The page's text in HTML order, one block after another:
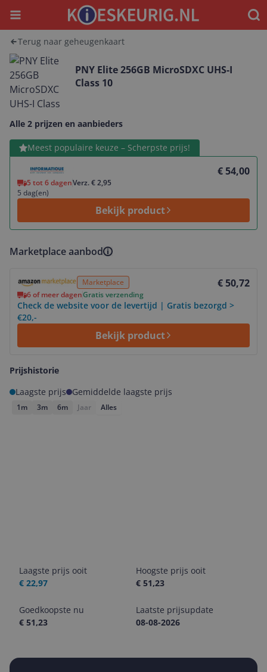
Menu
Terug naar geheugenkaart
PNY Elite 256GB MicroSDXC UHS-I
Class 10
Alle 2 prijzen en aanbieders
Meest populaire keuze – Scherpste prijs!
€ 54,00
5 tot 6 dagenVerz. € 2,95
5 dag(en)
Bekijk product
Bekijk product
Marketplace aanbod
Marketplace € 50,72
6 of meer dagenGratis verzending
Check de website voor de levertijd | Gratis bezorgd >
€20,-
Bekijk product
Prijshistorie
Laagste prijs
Gemiddelde laagste prijs
1m 3m 6m Jaar Alles
Laagste prijs ooit
€ 22,97
Hoogste prijs ooit
€ 51,23
Goedkoopste nu
€ 51,23
Laatste prijsupdate
08-08-2026